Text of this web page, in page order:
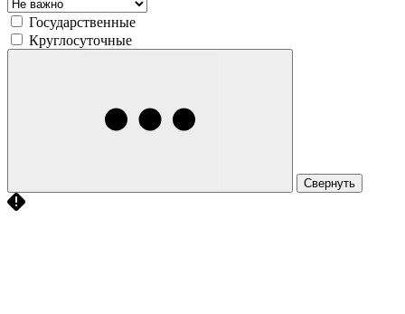
Государственные
Круглосуточные
Свернуть